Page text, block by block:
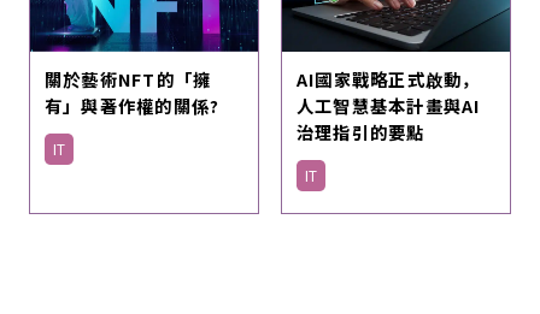
關於藝術NFT的「擁
有」與著作權的關係?
IT
AI國家戰略正式啟動，
人工智慧基本計畫與AI
治理指引的要點
IT